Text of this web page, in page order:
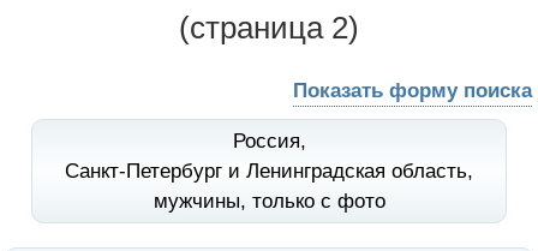
(страница 2)
Показать форму поиска
Россия,
Санкт-Петербург и Ленинградская область,
мужчины, только с фото